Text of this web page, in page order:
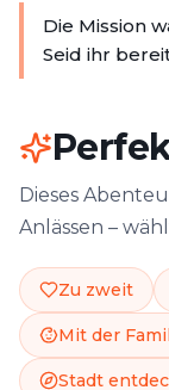
Die Mission
Seid ihr
Dieses
Anlässen –
Zu zweit
Mit der
Stadt